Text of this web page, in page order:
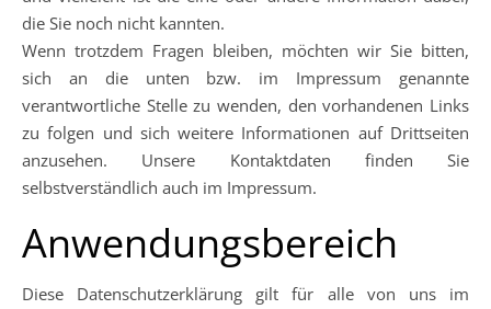
die Sie noch nicht kannten.
Wenn trotzdem Fragen bleiben, möchten wir Sie bitten,
sich an die unten bzw. im Impressum genannte
verantwortliche Stelle zu wenden, den vorhandenen Links
zu folgen und sich weitere Informationen auf Drittseiten
anzusehen. Unsere Kontaktdaten finden Sie
selbstverständlich auch im Impressum.
Anwendungsbereich
Diese Datenschutzerklärung gilt für alle von uns im